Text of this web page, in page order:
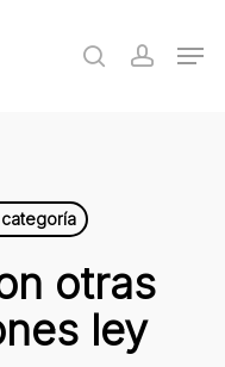
search
otras
ley